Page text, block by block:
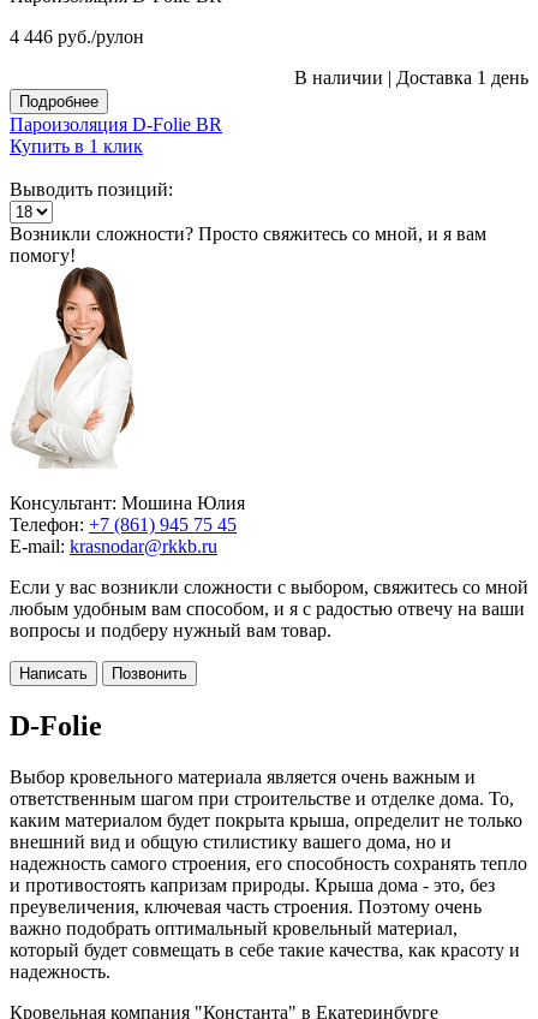
4 446 руб./рулон
В наличии | Доставка 1 день
Подробнее
Пароизоляция D-Folie BR
Купить в 1 клик
Выводить позиций:
Возникли сложности? Просто свяжитесь со мной, и я вам
помогу!
Консультант: Мошина Юлия
Телефон: +7 (861) 945 75 45
E-mail: krasnodar@rkkb.ru
Если у вас возникли сложности с выбором, свяжитесь со мной
любым удобным вам способом, и я с радостью отвечу на ваши
вопросы и подберу нужный вам товар.
Написать Позвонить
D-Folie
Выбор кровельного материала является очень важным и
ответственным шагом при строительстве и отделке дома. То,
каким материалом будет покрыта крыша, определит не только
внешний вид и общую стилистику вашего дома, но и
надежность самого строения, его способность сохранять тепло
и противостоять капризам природы. Крыша дома - это, без
преувеличения, ключевая часть строения. Поэтому очень
важно подобрать оптимальный кровельный материал,
который будет совмещать в себе такие качества, как красоту и
надежность.
Кровельная компания "Константа" в Екатеринбурге